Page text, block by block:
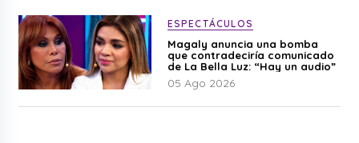
ESPECTÁCULOS
Magaly anuncia una bomba
que contradeciría comunicado
de La Bella Luz: “Hay un audio”
05 Ago 2026